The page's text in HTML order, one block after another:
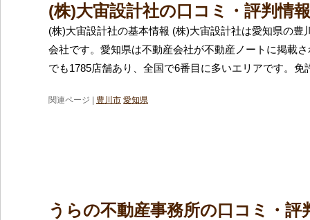
(株)大宙設計社の口コミ・評判情報
(株)大宙設計社の基本情報 (株)大宙設計社は愛知県の豊
会社です。愛知県は不動産会社が不動産ノートに掲載
でも1785店舗あり、全国で6番目に多いエリアです。免
関連ページ | 豊川市 愛知県
うらの不動産事務所の口コミ・評